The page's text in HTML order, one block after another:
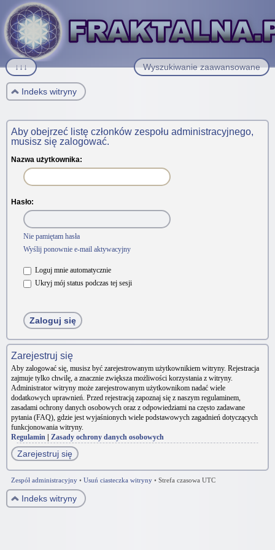
Wyszukiwanie zaawansowane
↓↓↓
Indeks witryny
Aby obejrzeć listę członków zespołu administracyjnego,
musisz się zalogować.
Nazwa użytkownika:
Hasło:
Nie pamiętam hasła
Wyślij ponownie e-mail aktywacyjny
Loguj mnie automatycznie
Ukryj mój status podczas tej sesji
Zarejestruj się
Aby zalogować się, musisz być zarejestrowanym użytkownikiem witryny. Rejestracja
zajmuje tylko chwilę, a znacznie zwiększa możliwości korzystania z witryny.
Administrator witryny może zarejestrowanym użytkownikom nadać wiele
dodatkowych uprawnień. Przed rejestracją zapoznaj się z naszym regulaminem,
zasadami ochrony danych osobowych oraz z odpowiedziami na często zadawane
pytania (FAQ), gdzie jest wyjaśnionych wiele podstawowych zagadnień dotyczących
funkcjonowania witryny.
Regulamin
Zasady ochrony danych osobowych
Zarejestruj się
Zespół administracyjny • Usuń ciasteczka witryny • Strefa czasowa UTC
Indeks witryny